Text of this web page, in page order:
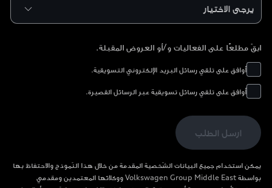
ابقَ مطلعًا على الفعاليات و/أو العروض المقبلة.
أوافق على تلقي رسائل البريد الإلكتروني التسويقية.
أوافق على تلقي رسائل تسويقية عبر الرسائل القصيرة.
ارسل الطلب
يمكن استخدام جميع البيانات الشّخصية المقدمة من خلال هذا النّموذج والاحتفاظ بها
بواسطة Volkswagen Group Middle East ووكلائها المعتمدين ومقدمي